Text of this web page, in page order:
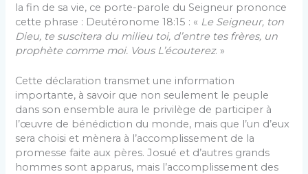
la fin de sa vie, ce porte-parole du Seigneur prononce
cette phrase : Deutéronome 18:15 : « Le Seigneur, ton
Dieu, te suscitera du milieu toi, d’entre tes frères, un
prophète comme moi. Vous L’écouterez. »
Cette déclaration transmet une information
importante, à savoir que non seulement le peuple
dans son ensemble aura le privilège de participer à
l’œuvre de bénédiction du monde, mais que l’un d’eux
sera choisi et mènera à l’accomplissement de la
promesse faite aux pères. Josué et d’autres grands
hommes sont apparus, mais l’accomplissement des